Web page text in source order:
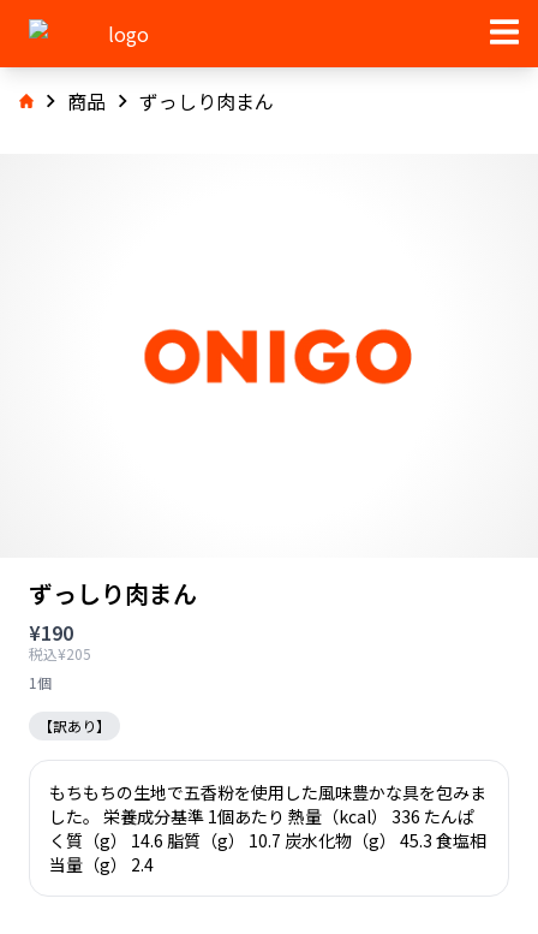
商品 ずっしり肉まん
ずっしり肉まん
¥190
税込¥205
1個
【訳あり】
もちもちの生地で五香粉を使用した風味豊かな具を包みま
した。 栄養成分基準 1個あたり 熱量（kcal） 336 たんぱ
く質（g） 14.6 脂質（g） 10.7 炭水化物（g） 45.3 食塩相
当量（g） 2.4